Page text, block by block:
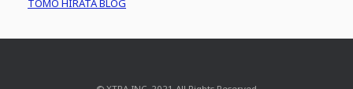
TOMO HIRATA BLOG